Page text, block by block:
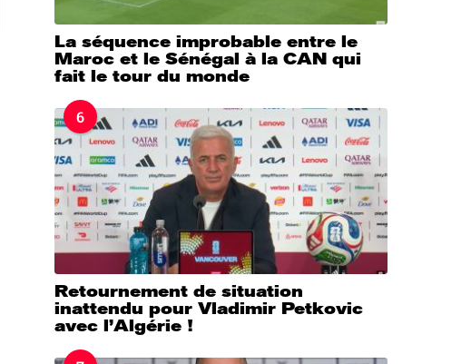
La séquence improbable entre le
Maroc et le Sénégal à la CAN qui
fait le tour du monde
6
Retournement de situation
inattendu pour Vladimir Petkovic
avec l’Algérie !